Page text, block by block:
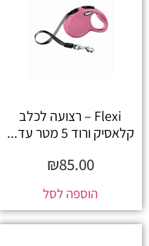
Flexi – רצועה לכלב
קלאסיק ורוד 5 מטר עד...
₪85.00
הוספה לסל